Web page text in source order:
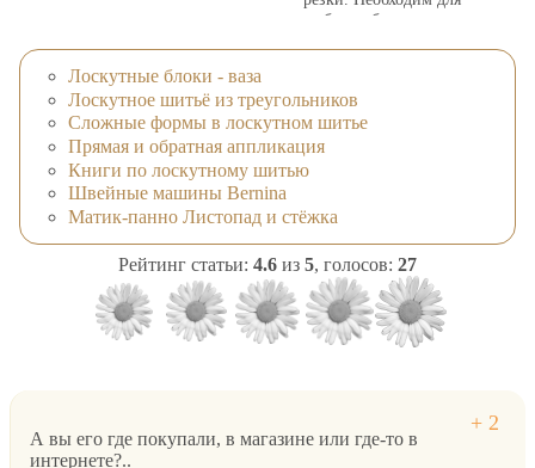
любых работ с
достаточно жесткие,
чтобы предотвратить
глубокие надсечки;
стойкость к поломкам и
щерблению.
Лоскутные блоки - ваза
Лоскутное шитьё из треугольников
Сложные формы в лоскутном шитье
Прямая и обратная аппликация
Книги по лоскутному шитью
Швейные машины Bernina
Матик-панно Листопад и стёжка
Рейтинг статьи: 4.6 из 5, голосов: 27
А вы его где покупали, в магазине или где-то в
интернете?..